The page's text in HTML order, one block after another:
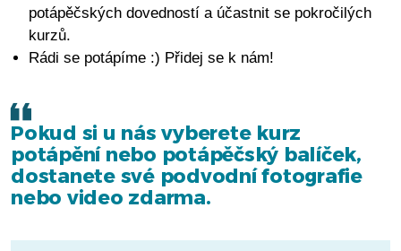
potápěčských dovedností a účastnit se pokročilých
kurzů.
Rádi se potápíme :) Přidej se k nám!
Pokud si u nás vyberete kurz
potápění nebo potápěčský balíček,
dostanete své podvodní fotografie
nebo video zdarma.